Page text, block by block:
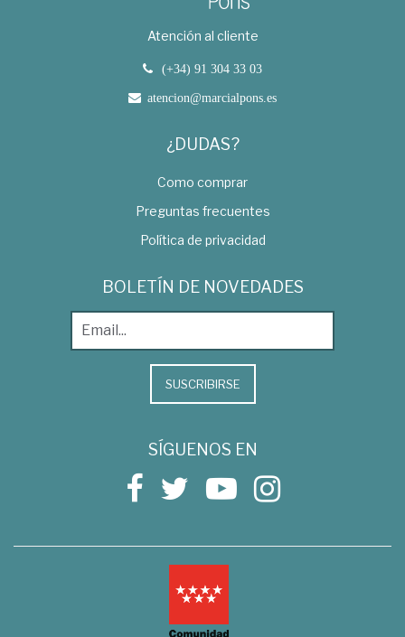
Atención al cliente
(+34) 91 304 33 03
atencion@marcialpons.es
¿DUDAS?
Como comprar
Preguntas frecuentes
Política de privacidad
BOLETÍN DE NOVEDADES
SUSCRIBIRSE
SÍGUENOS EN